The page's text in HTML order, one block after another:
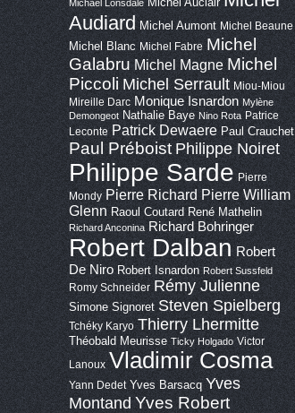
Michael Lonsdale
Audiard Michel Aumont Michel Beaune
Michel Blanc Michel Fabre Michel
Galabru Michel Magne Michel
Piccoli Michel Serrault Miou-Miou
Mireille Darc Monique Isnardon Mylène
Demongeot Nathalie Baye Nino Rota Patrice
Leconte Patrick Dewaere Paul Crauchet
Paul Préboist Philippe Noiret
Philippe Sarde Pierre
Mondy Pierre Richard Pierre William
Glenn Raoul Coutard René Mathelin
Richard Anconina Richard Bohringer
Robert Dalban Robert
De Niro Robert Isnardon Robert Sussfeld
Romy Schneider Rémy Julienne
Simone Signoret Steven Spielberg
Tchéky Karyo Thierry Lhermitte
Théobald Meurisse Ticky Holgado Victor
Lanoux Vladimir Cosma
Yann Dedet Yves Barsacq Yves
Montand Yves Robert